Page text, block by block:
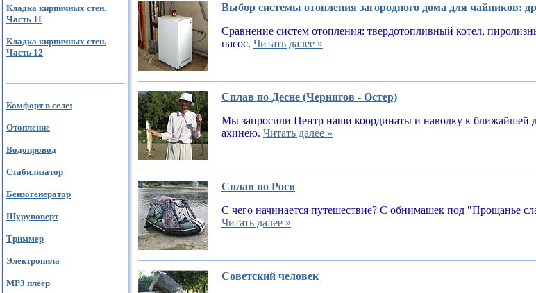
Кладка кирпичных стен.
Часть 11
Кладка кирпичных стен.
Часть 12
Комфорт в селе:
Отопление
Водопровод
Стабилизатор
Бензогенератор
Шуруповерт
Триммер
Электропила
MP3 плеер
Выбор системы отопления загородного дома для чайников:
Сравнение систем отопления: твердотопливный котел,
насос. Читать далее »
Сплав по Десне (Чернигов - Остер)
Мы запросили Центр наши координаты и наводку к ближайшей
ахинею. Читать далее »
Сплав по Роси
С чего начинается путешествие? С обнимашек под "Прощанье
Читать далее »
Советский человек